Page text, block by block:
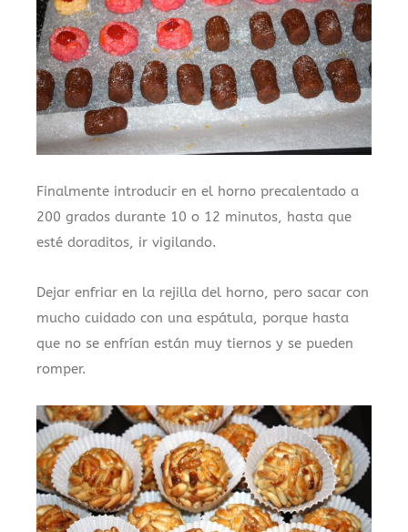
Finalmente introducir en el horno precalentado a
200 grados durante 10 o 12 minutos, hasta que
esté doraditos, ir vigilando.
Dejar enfriar en la rejilla del horno, pero sacar con
mucho cuidado con una espátula, porque hasta
que no se enfrían están muy tiernos y se pueden
romper.